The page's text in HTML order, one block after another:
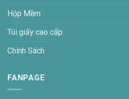
Hộp Mềm
Túi giấy cao cấp
Chính Sách
FANPAGE